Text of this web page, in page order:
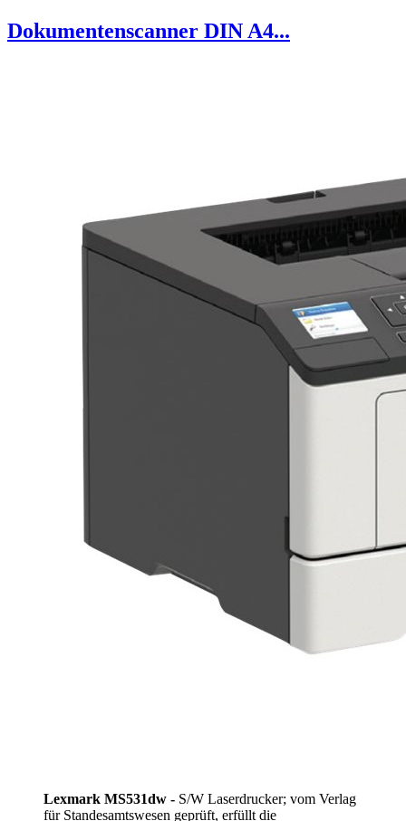
Dokumentenscanner DIN A4...
Lexmark MS531dw - S/W Laserdrucker; vom Verlag
für Standesamtswesen geprüft, erfüllt die